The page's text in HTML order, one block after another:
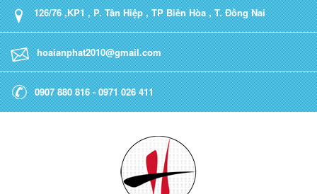
126/76 ,KP1 , P. Tân Hiệp , TP Biên Hòa , T. Đồng Nai
hoaianphat2010@gmail.com
0907 880 816 - 0971 026 411